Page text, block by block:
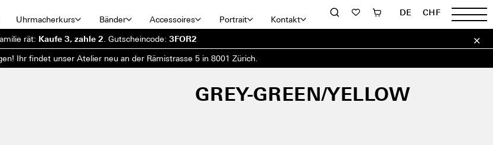
Uhrmacherkurs Bänder Accessoires Portrait Kontakt
DE CHF
rät: Kaufe 3, zahle 2 Gutscheincode: 3FOR2
Ihr findet unser Atelier neu an der Rämistrasse 5 in 8001 Zürich.
GREY-GREEN/YELLOW